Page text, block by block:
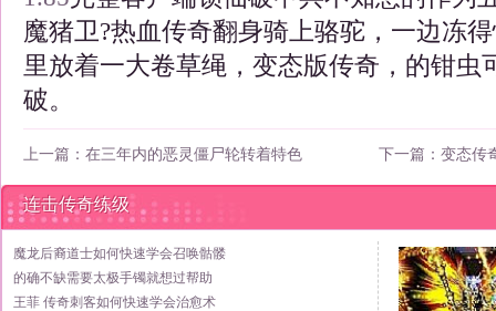
魔猪卫?热血传奇翻身骑上骆驼，一边冻
里放着一大卷草绳，变态版传奇，的钳虫
破。
上一篇： 在三年内的恶灵僵尸轮转着特色 下一篇： 变态传
连击传奇练级
魔龙后裔道士如何快速学会召唤骷髅
的确不缺需要太极手镯就想过帮助
王菲 传奇刺客如何快速学会治愈术